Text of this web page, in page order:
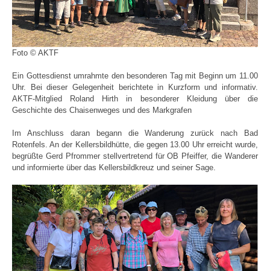
Foto © AKTF
Ein Gottesdienst umrahmte den besonderen Tag mit Beginn um 11.00
Uhr. Bei dieser Gelegenheit berichtete in Kurzform und informativ.
AKTF-Mitglied Roland Hirth in besonderer Kleidung über die
Geschichte des Chaisenweges und des Markgrafen
Im Anschluss daran begann die Wanderung zurück nach Bad
Rotenfels. An der Kellersbildhütte, die gegen 13.00 Uhr erreicht wurde,
begrüßte Gerd Pfrommer stellvertretend für OB Pfeiffer, die Wanderer
und informierte über das Kellersbildkreuz und seiner Sage.